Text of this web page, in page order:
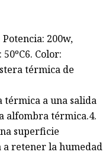
200w,
Color:
térmica de
térmica a una salida
alfombra térmica.4.
superficie
a retener la humedad